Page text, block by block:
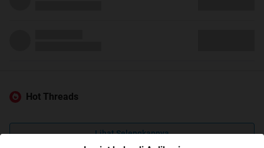
Hot Threads
Lihat Selengkapnya